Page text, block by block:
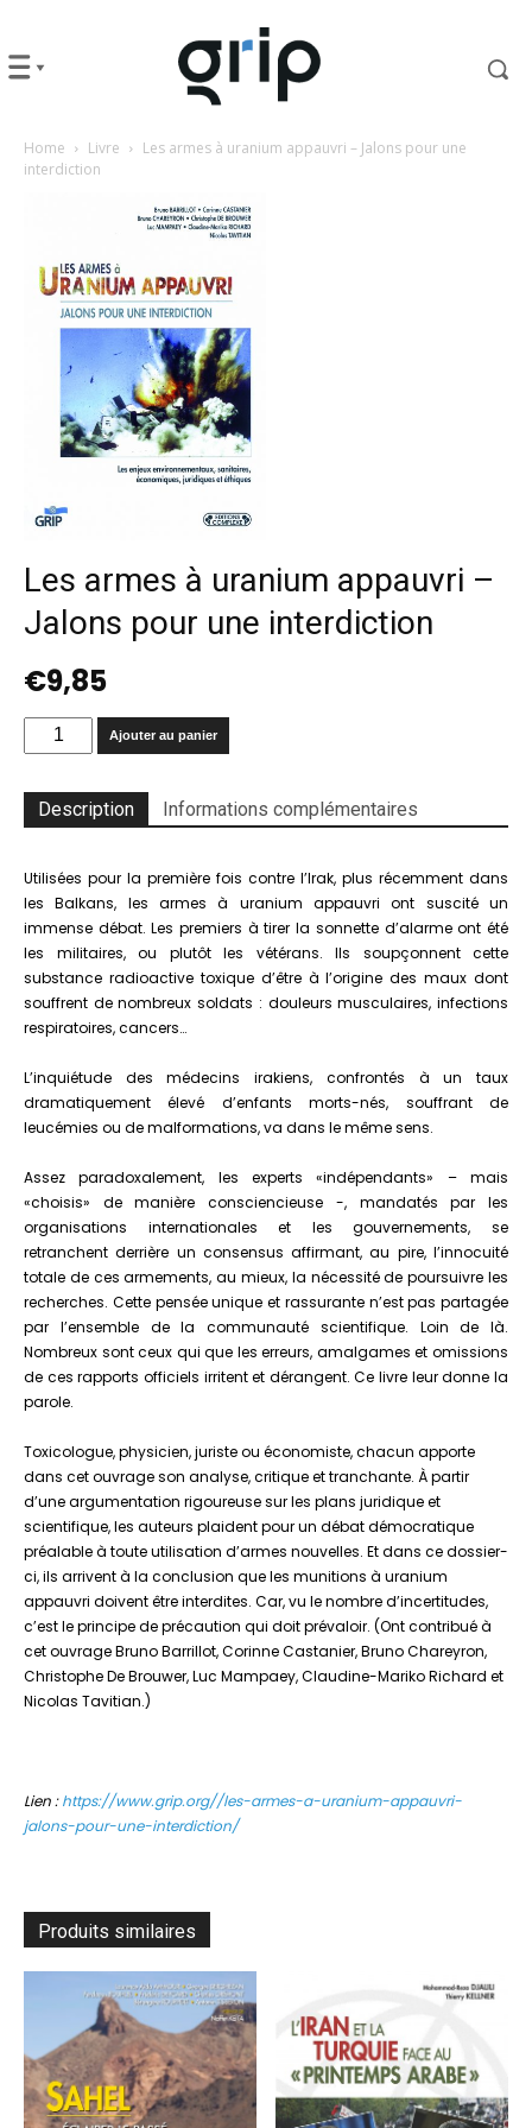
Home Livre
Les armes à uranium appauvri – Jalons pour une
interdiction
Les armes à uranium appauvri –
Jalons pour une interdiction
€9,85
quantité
de
armes
à
appauvri
–
Jalons
pour
une
interdiction
Ajouter au panier
Description Informations complémentaires
Utilisées pour la première fois contre l’Irak, plus récemment dans
les Balkans, les armes à uranium appauvri ont suscité un
immense débat. Les premiers à tirer la sonnette d’alarme ont été
les militaires, ou plutôt les vétérans. Ils soupçonnent cette
substance radioactive toxique d’être à l’origine des maux dont
souffrent de nombreux soldats : douleurs musculaires, infections
respiratoires, cancers…
L’inquiétude des médecins irakiens, confrontés à un taux
dramatiquement élevé d’enfants morts-nés, souffrant de
leucémies ou de malformations, va dans le même sens.
Assez paradoxalement, les experts «indépendants» – mais
«choisis» de manière consciencieuse -, mandatés par les
organisations internationales et les gouvernements, se
retranchent derrière un consensus affirmant, au pire, l’innocuité
totale de ces armements, au mieux, la nécessité de poursuivre les
recherches. Cette pensée unique et rassurante n’est pas partagée
par l’ensemble de la communauté scientifique. Loin de là.
Nombreux sont ceux qui que les erreurs, amalgames et omissions
de ces rapports officiels irritent et dérangent. Ce livre leur donne la
parole.
Toxicologue, physicien, juriste ou économiste, chacun apporte
dans cet ouvrage son analyse, critique et tranchante. À partir
d’une argumentation rigoureuse sur les plans juridique et
scientifique, les auteurs plaident pour un débat démocratique
préalable à toute utilisation d’armes nouvelles. Et dans ce dossier-
ci, ils arrivent à la conclusion que les munitions à uranium
appauvri doivent être interdites. Car, vu le nombre d’incertitudes,
c’est le principe de précaution qui doit prévaloir. (Ont contribué à
cet ouvrage Bruno Barrillot, Corinne Castanier, Bruno Chareyron,
Christophe De Brouwer, Luc Mampaey, Claudine-Mariko Richard et
Nicolas Tavitian.)
Lien :https://www.grip.org//les-armes-a-uranium-appauvri-
jalons-pour-une-interdiction/
Produits similaires